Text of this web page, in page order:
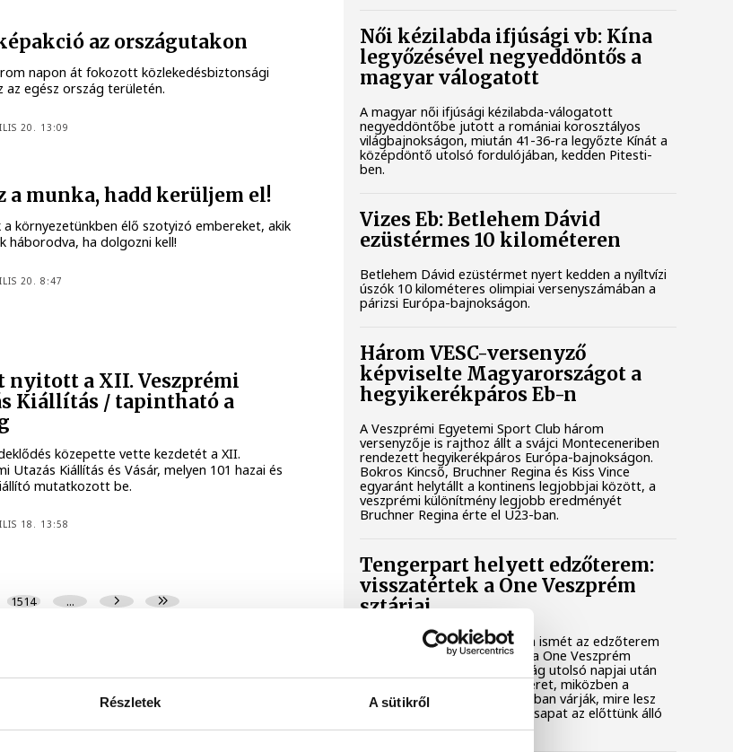
Részletek A sütikről
az országutakon
napon át fokozott közlekedésbiztonsági
az egész ország területén.
20. 13:09
a munka, hadd kerüljem el!
a környezetünkben élő szotyizó embereket, akik
háborodva, ha dolgozni kell!
20. 8:47
nyitott a XII. Veszprémi
Kiállítás / tapintható a
közepette vette kezdetét a XII.
Utazás Kiállítás és Vásár, melyen 101 hazai és
mutatkozott be.
18. 13:58
1514 ...
Női kézilabda ifjúsági vb: Kína
legyőzésével negyeddöntős a
magyar válogatott
A magyar női ifjúsági kézilabda-válogatott
negyeddöntőbe jutott a romániai korosztályos
világbajnokságon, miután 41-36-ra legyőzte Kínát a
középdöntő utolsó fordulójában, kedden Pitesti-
ben.
Vizes Eb: Betlehem Dávid
ezüstérmes 10 kilométeren
Betlehem Dávid ezüstérmet nyert kedden a nyíltvízi
úszók 10 kilométeres olimpiai versenyszámában a
párizsi Európa-bajnokságon.
Három VESC-versenyző
képviselte Magyarországot a
hegyikerékpáros Eb-n
A Veszprémi Egyetemi Sport Club három
versenyzője is rajthoz állt a svájci Monteceneriben
rendezett hegyikerékpáros Európa-bajnokságon.
Bokros Kincső, Bruchner Regina és Kiss Vince
egyaránt helytállt a kontinens legjobbjai között, a
veszprémi különítmény legjobb eredményét
Bruchner Regina érte el U23-ban.
Tengerpart helyett edzőterem:
visszatértek a One Veszprém
sztárjai
A tengerparti pihenést lassan ismét az edzőterem
és a kézilabdapálya váltja fel a One Veszprém
játékosainál. A nyári szabadság utolsó napjai után
már újra együtt dolgozik a keret, miközben a
szurkolók is egyre izgatottabban várják, mire lesz
képes az alaposan átalakult csapat az előttünk álló
idényben.